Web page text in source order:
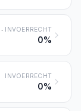
INVOERRECHT
0%
INVOERRECHT
0%